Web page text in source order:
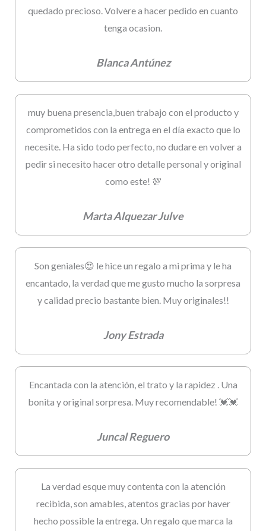
quedado precioso. Volvere a hacer pedido en cuanto
tenga ocasion.
Blanca Antúnez
muy buena presencia,buen trabajo con el producto y
comprometidos con la entrega en el día exacto que lo
necesite. Ha sido todo perfecto, no dudare en volver a
pedir si necesito hacer otro detalle personal y original
como este! 💯
Marta Alquezar Julve
Son geniales😍 le hice un regalo a mi prima y le ha
encantado, la verdad que me gusto mucho la sorpresa
y calidad precio bastante bien. Muy originales!!
Jony Estrada
Encantada con la atención, el trato y la rapidez . Una
bonita y original sorpresa. Muy recomendable! 💓💓
Juncal Reguero
La verdad esque muy contenta con la atención
recibida, son amables, atentos gracias por haver
hecho possible la entrega. Un regalo que marca la